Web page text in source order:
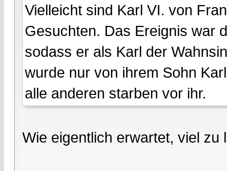
Vielleicht sind Karl VI. von
Gesuchten. Das Ereignis war
sodass er als Karl der
wurde nur von ihrem Sohn
alle anderen starben vor ihr.
Wie eigentlich erwartet, viel